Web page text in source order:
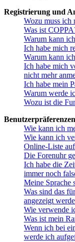
Registrierung und
Wozu muss ich
Was ist
Warum kann
Ich habe mich
Warum kann
Ich habe mich
nicht mehr
Ich habe mein
Warum werde
Wozu ist die
Wie kann ich
Wie kann ich
Online-Liste
Die Forenuhr
Ich habe die
immer noch
Meine Sprache
Was sind das
angezeigt
Wie verwende
Was ist mein
Wenn ich bei
werde ich